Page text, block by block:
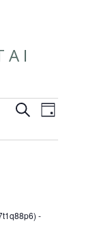
ETSI
Etsi Päivä
-